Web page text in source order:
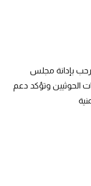
بإدانة مجلس
الحوثيين وتؤكد دعم